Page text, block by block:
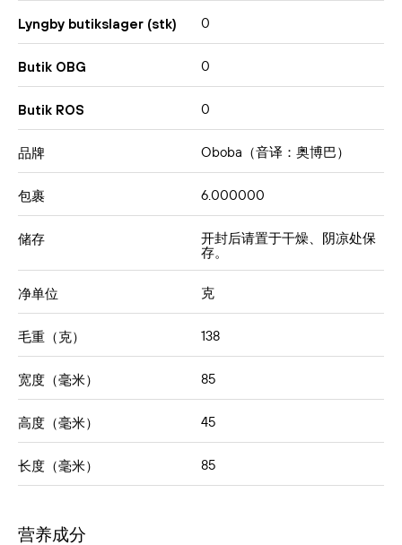
Lyngby butikslager (stk) 0
Butik OBG 0
Butik ROS 0
品牌 Oboba（音译：奥博巴）
包裹 6.000000
储存
开封后请置于干燥、阴凉处保
存。
净单位 克
毛重（克） 138
宽度（毫米） 85
高度（毫米） 45
长度（毫米） 85
营养成分